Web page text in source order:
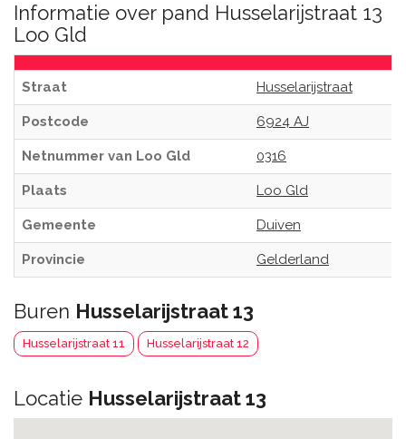
Informatie over pand Husselarijstraat 13
Loo Gld
Straat Husselarijstraat
Postcode 6924 AJ
Netnummer van Loo Gld 0316
Plaats Loo Gld
Gemeente Duiven
Provincie Gelderland
Buren Husselarijstraat 13
Husselarijstraat 11 Husselarijstraat 12
Locatie Husselarijstraat 13